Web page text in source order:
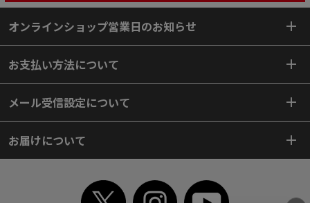
オンラインショップ営業日のお知らせ
お支払い方法について
メール受信設定について
お届けについて